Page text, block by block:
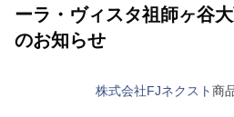
ーラ・ヴィスタ祖師ヶ谷
のお知らせ
株式会社FJネクスト商